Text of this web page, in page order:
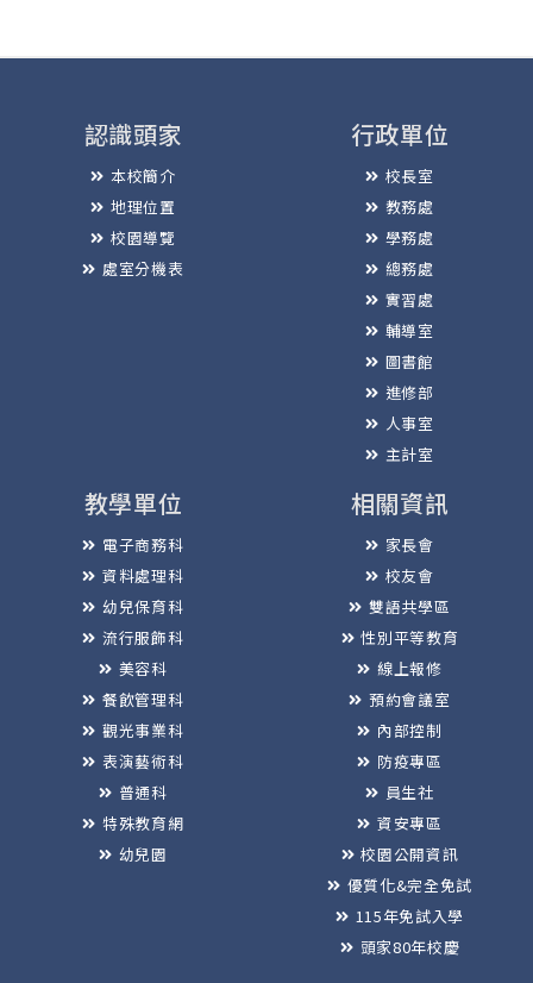
認識頭家
本校簡介
地理位置
校園導覽
處室分機表
行政單位
校長室
教務處
學務處
總務處
實習處
輔導室
圖書館
進修部
人事室
主計室
教學單位
電子商務科
資料處理科
幼兒保育科
流行服飾科
美容科
餐飲管理科
觀光事業科
表演藝術科
普通科
特殊教育網
幼兒園
相關資訊
家長會
校友會
雙語共學區
性別平等教育
線上報修
預約會議室
內部控制
防疫專區
員生社
資安專區
校園公開資訊
優質化&完全免試
115年免試入學
頭家80年校慶